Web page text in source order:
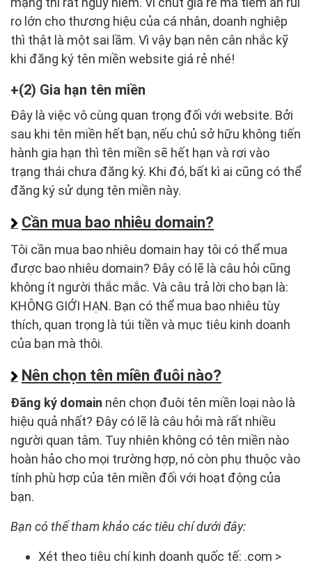
ro lớn cho thương hiệu của cá nhân, doanh nghiệp
thì thật là một sai lầm. Vì vậy bạn nên cân nhắc kỹ
khi đăng ký tên miền website giá rẻ nhé!
(2) Gia hạn tên miền
Đây là việc vô cùng quan trọng đối với website. Bởi
sau khi tên miền hết bạn, nếu chủ sở hữu không tiến
hành gia hạn thì tên miền sẽ hết hạn và rơi vào
trạng thái chưa đăng ký. Khi đó, bất kì ai cũng có thể
đăng ký sử dụng tên miền này.
Cần mua bao nhiêu domain?
Tôi cần mua bao nhiêu domain hay tôi có thể mua
được bao nhiêu domain? Đây có lẽ là câu hỏi cũng
không ít người thắc mắc. Và câu trả lời cho bạn là:
KHÔNG GIỚI HẠN. Bạn có thể mua bao nhiêu tùy
thích, quan trọng là túi tiền và mục tiêu kinh doanh
của bạn mà thôi.
Nên chọn tên miền đuôi nào?
Đăng ký domain nên chọn đuôi tên miền loại nào là
hiệu quả nhất? Đây có lẽ là câu hỏi mà rất nhiều
người quan tâm. Tuy nhiên không có tên miền nào
hoàn hảo cho mọi trường hợp, nó còn phụ thuộc vào
tính phù hợp của tên miền đối với hoạt động của
bạn.
Bạn có thể tham khảo các tiêu chí dưới đây:
Xét theo tiêu chí kinh doanh quốc tế: .com >